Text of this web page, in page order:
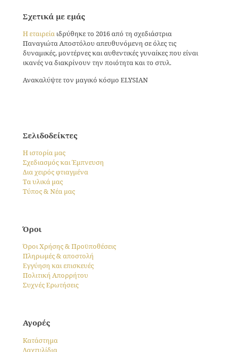
σελίδα
προϊόντος
επιλογές
να
επιλεγούν
στη
σελίδα
του
το
έχει
πολλαπλές
παραλλαγές.
μπορούν
του
προϊόντος
Σχετικά με εμάς
Η εταιρεία ιδρύθηκε το 2016 από τη σχεδιάστρια
Παναγιώτα Αποστόλου απευθυνόμενη σε όλες τις
δυναμικές, μοντέρνες και αυθεντικές γυναίκες που είναι
ικανές να διακρίνουν την ποιότητα και το στυλ.
Ανακαλύψτε τον μαγικό κόσμο ELYSIAN
Σελιδοδείκτες
Η ιστορία μας
Σχεδιασμός και Έμπνευση
Δια χειρός φτιαγμένα
Τα υλικά μας
Τύπος & Νέα μας
Όροι
Όροι Χρήσης & Προϋποθέσεις
Πληρωμές & αποστολή
Εγγύηση και επισκευές
Πολιτική Απορρήτου
Συχνές Ερωτήσεις
Αγορές
Κατάστημα
Δαχτυλίδια